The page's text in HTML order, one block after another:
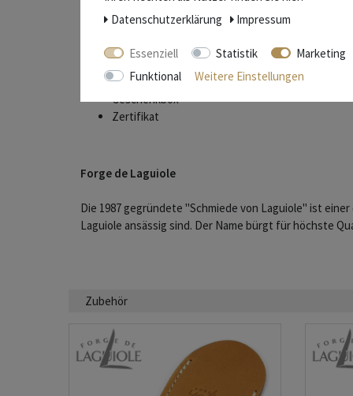
Lieferumfang
Messer
Geschenkbox
Zertifikat
Forge de Laguiole
Die 1987 gegründete "Schmiede von Laguiole" ist
Laguiole ansässig sind. Der Name bürgt für höchste
Zubehör
Daten­schutz­erklärung
Impressum
Essenziell Statistik Marketing
Funktional
Weitere Einstellungen